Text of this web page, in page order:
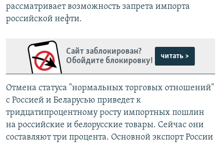
рассматривает возможность запрета импорта
российской нефти.
Сайт заблокирован?
Обойдите блокировку!
читать >
Отмена статуса "нормальных торговых отношений"
с Россией и Беларусью приведет к
тридцатипроцентному росту импортных пошлин
на российские и белорусские товары. Сейчас они
составляют три процента. Основной экспорт России